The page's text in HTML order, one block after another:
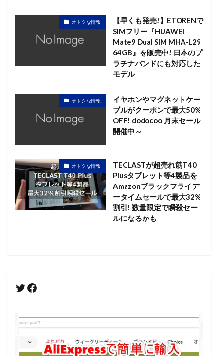
オトクな情報
【早くも発売!】ETORENで
SIMフリー『HUAWEI
Mate9 Dual SIM MHA-L29
64GB』を販売中! 日本のプ
ラチナバンドにも対応した
モデル
オトクな情報
イヤホンやマグネットケー
ブルがクーポンで最大50%
OFF! dodocool月末セール
開催中～
オトクな情報
TECLASTが超売れ筋T40
Plusタブレット等4製品を
Amazonブラックフライデ
ータイムセールで最大32%
割引! 数量限定で瞬殺セー
ルになるかも